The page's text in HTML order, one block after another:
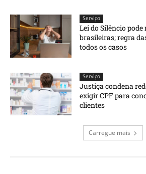
Serviço
Lei do Silêncio
brasileiras; regra
todos os casos
Serviço
Justiça condena
exigir CPF para
clientes
Carregue mais